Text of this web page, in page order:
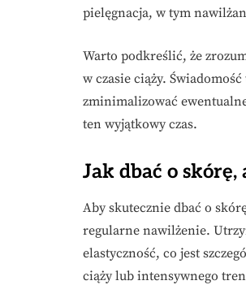
pielęgnacja, w tym
Warto podkreślić, że
w czasie ciąży.
zminimalizować
ten wyjątkowy czas.
Jak dbać o
Aby skutecznie dbać o
regularne nawilżenie.
elastyczność, co jest
ciąży lub intensywnego